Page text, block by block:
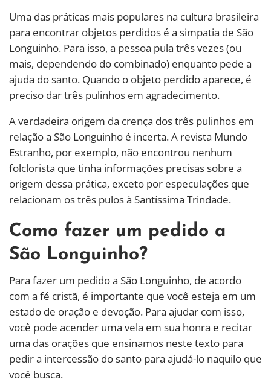
Uma das práticas mais populares na cultura brasileira
para encontrar objetos perdidos é a simpatia de São
Longuinho. Para isso, a pessoa pula três vezes (ou
mais, dependendo do combinado) enquanto pede a
ajuda do santo. Quando o objeto perdido aparece, é
preciso dar três pulinhos em agradecimento.
A verdadeira origem da crença dos três pulinhos em
relação a São Longuinho é incerta. A revista Mundo
Estranho, por exemplo, não encontrou nenhum
folclorista que tinha informações precisas sobre a
origem dessa prática, exceto por especulações que
relacionam os três pulos à Santíssima Trindade.
Como fazer um pedido a
São Longuinho?
Para fazer um pedido a São Longuinho, de acordo
com a fé cristã, é importante que você esteja em um
estado de oração e devoção. Para ajudar com isso,
você pode acender uma vela em sua honra e recitar
uma das orações que ensinamos neste texto para
pedir a intercessão do santo para ajudá-lo naquilo que
você busca.